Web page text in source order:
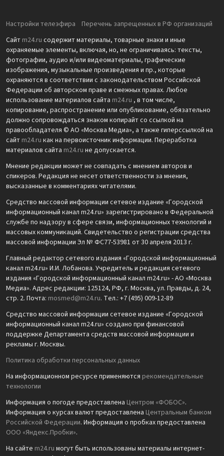
Настройки телеэфира
Перечень запрещенных в РФ организаций
Сайт m24.ru содержит материалы, товарные знаки и иные
охраняемые элементы, включая, но, не ограничиваясь: тексты,
фотографии, аудио и/или видеоматериалы, графические
изображения, музыкальные произведения и пр., которые
охраняются в соответствии с законодательством Российской
Федерации об авторском праве и смежных правах. Любое
использование материалов сайта m24.ru , в том числе,
копирование, распространение или опубликование, обязательно
должно сопровождаться знаком копирайт со ссылкой на
правообладателя © АО «Москва Медиа», а также гиперссылкой на
сайт m24.ru как на первоисточник информации. Переработка
материалов сайта m24.ru не допускается.
Мнение редакции может не совпадать с мнением авторов и
спикеров. Редакция не несет ответственности за мнения,
высказанные в комментариях читателями.
Средство массовой информации сетевое издание «Городской
информационный канал m24.ru» зарегистрировано в Федеральной
службе по надзору в сфере связи, информационных технологий и
массовых коммуникаций. Свидетельство о регистрации средства
массовой информации Эл № ФС77-53981 от 30 апреля 2013 г.
Главный редактор сетевого издания «Городской информационный
канал m24.ru» И.И. Лобанова. Учредитель и редакция сетевого
издания «Городской информационный канал m24.ru» - АО «Москва
Медиа». Адрес редакции: 125124, РФ, г. Москва, ул. Правды, д. 24,
стр. 2. Почта: mosmed@m24.ru. Тел.: +7 (495) 009-12-89
Средство массовой информации сетевое издание «Городской
информационный канал m24.ru» создано при финансовой
поддержке Департамента средств массовой информации и
рекламы г. Москвы.
Политика обработки персональных данных
На информационном ресурсе применяются рекомендательные
технологии
Информация о погоде предоставлена Центром «ФОБОС».
Информация о курсах валют предоставлена Центральным банком
Российской Федерации. Информация о пробках предоставлена
ООО «Яндекс.Пробки».
На сайте m24.ru могут быть использованы материалы интернет-